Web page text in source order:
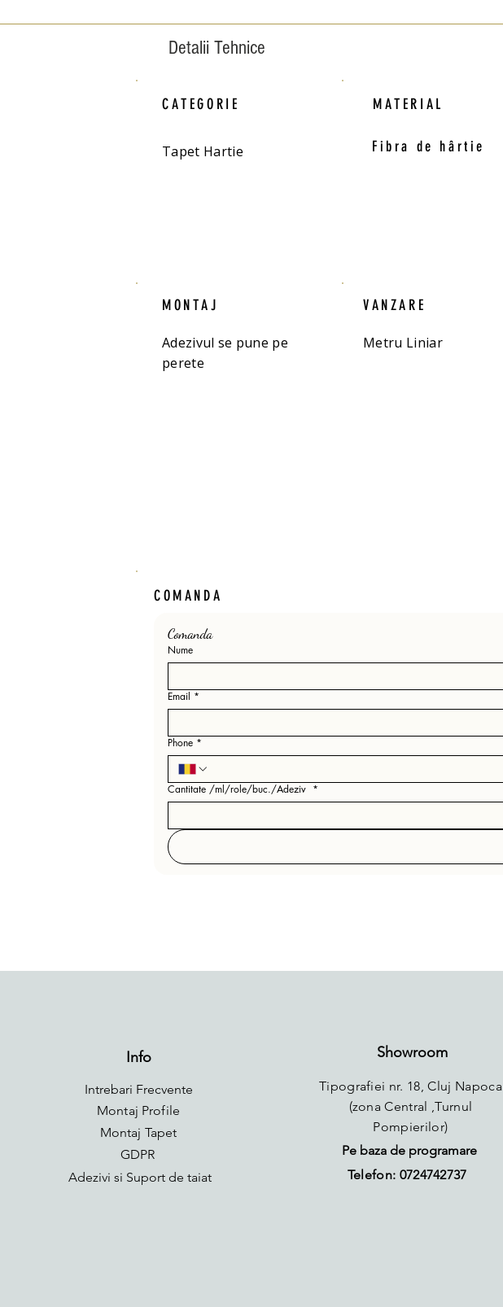
Detalii Tehnice
CATEGORIE
Tapet Hartie
MONTAJ
Adezivul se pune pe
perete
MATERIAL
Fibra de hârtie
VANZARE
Metru Liniar
COMANDA
Comanda
Nume
Email *
Phone *
Cantitate /ml/role/buc./Adeziv *
Info
Intrebari Frecvente
Montaj Profile
Montaj Tapet
GDPR
Adezivi si Suport de taiat
Showroom
Tipografiei nr. 18, Cluj Napoca
(zona Central ,Turnul
Pompierilor)
Pe baza de programare
Telefon: 0724742737